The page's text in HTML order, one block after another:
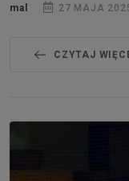
mal 27 MAJA
CZYTAJ